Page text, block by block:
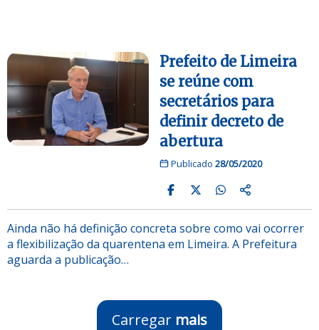
Prefeito de Limeira
se reúne com
secretários para
definir decreto de
abertura
Publicado 28/05/2020
Ainda não há definição concreta sobre como vai ocorrer
a flexibilização da quarentena em Limeira. A Prefeitura
aguarda a publicação…
Carregar mais